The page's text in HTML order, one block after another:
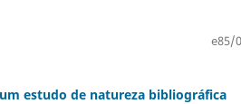
e85/
estudo de natureza bibliográfica